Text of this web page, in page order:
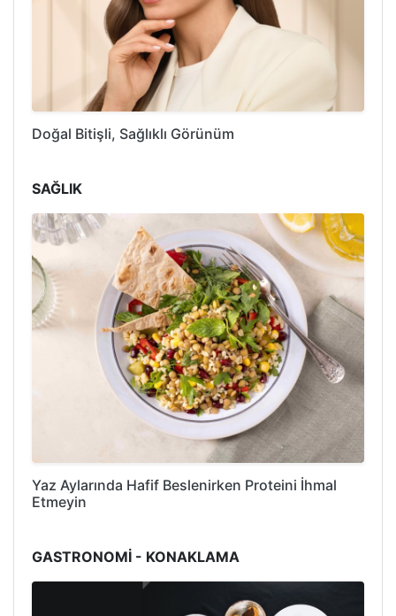
Doğal Bitişli, Sağlıklı Görünüm
SAĞLIK
Yaz Aylarında Hafif Beslenirken Proteini İhmal
Etmeyin
GASTRONOMİ - KONAKLAMA